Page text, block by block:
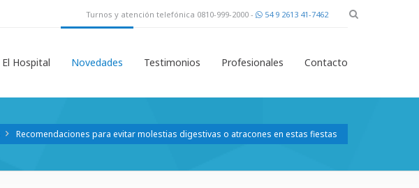
Turnos y atención telefónica 0810-999-2000 - 54 9 2613 41-7462
El Hospital Novedades Testimonios Profesionales Contacto
Recomendaciones para evitar molestias digestivas o atracones en estas fiestas